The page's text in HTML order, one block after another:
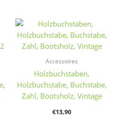
Accessoires
Holzbuchstaben,
Holzbuchstabe, Buchstabe,
Zahl, Bootsholz, Vintage
€13,90